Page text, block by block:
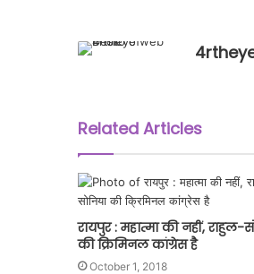
Related Articles
रायपुर : महात्मा की नहीं, राहुल-
की क्रिमिनल कांग्रेस है
October 1, 2018